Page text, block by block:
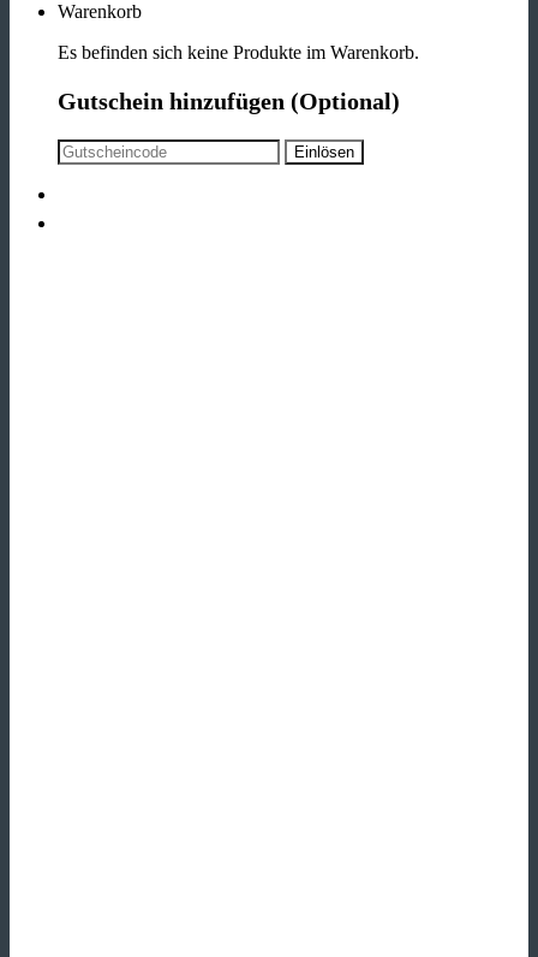
Warenkorb
Es befinden sich keine Produkte im Warenkorb.
Gutschein hinzufügen (Optional)